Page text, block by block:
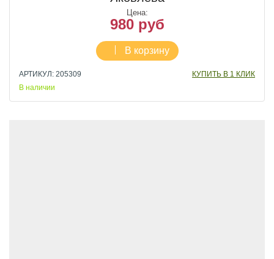
Цена:
980 руб
В корзину
АРТИКУЛ: 205309
КУПИТЬ В 1 КЛИК
В наличии